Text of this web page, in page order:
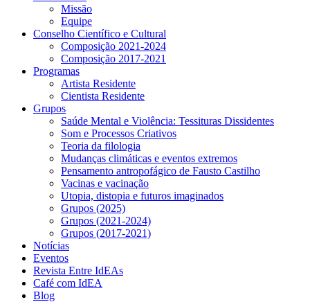
Missão
Equipe
Conselho Científico e Cultural
Composição 2021-2024
Composição 2017-2021
Programas
Artista Residente
Cientista Residente
Grupos
Saúde Mental e Violência: Tessituras Dissidentes
Som e Processos Criativos
Teoria da filologia
Mudanças climáticas e eventos extremos
Pensamento antropofágico de Fausto Castilho
Vacinas e vacinação
Utopia, distopia e futuros imaginados
Grupos (2025)
Grupos (2021-2024)
Grupos (2017-2021)
Notícias
Eventos
Revista Entre IdEAs
Café com IdEA
Blog